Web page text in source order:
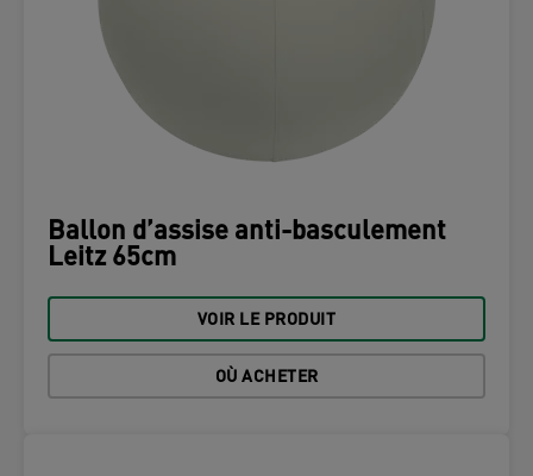
Ballon d’assise anti-basculement
Leitz 65cm
VOIR LE PRODUIT
OÙ ACHETER